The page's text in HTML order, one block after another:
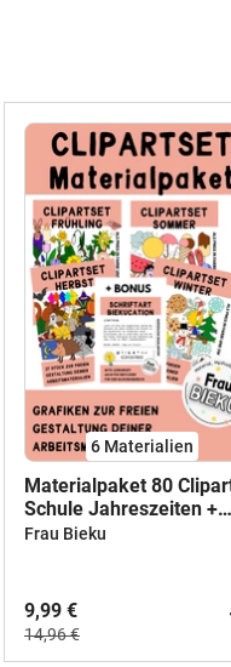
6 Materialien
Materialpaket 80
Schule Jahreszeiten +
Schriftart
Frau Bieku
9,99 €
14,96 €